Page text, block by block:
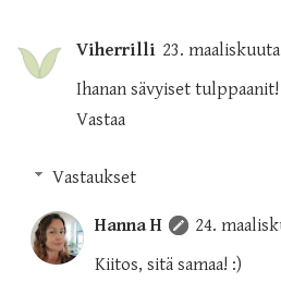
Viherrilli 23.
Ihanan sävyiset
Vastaa
Vastaukset
Hanna H
24.
Kiitos, sitä samaa! :)